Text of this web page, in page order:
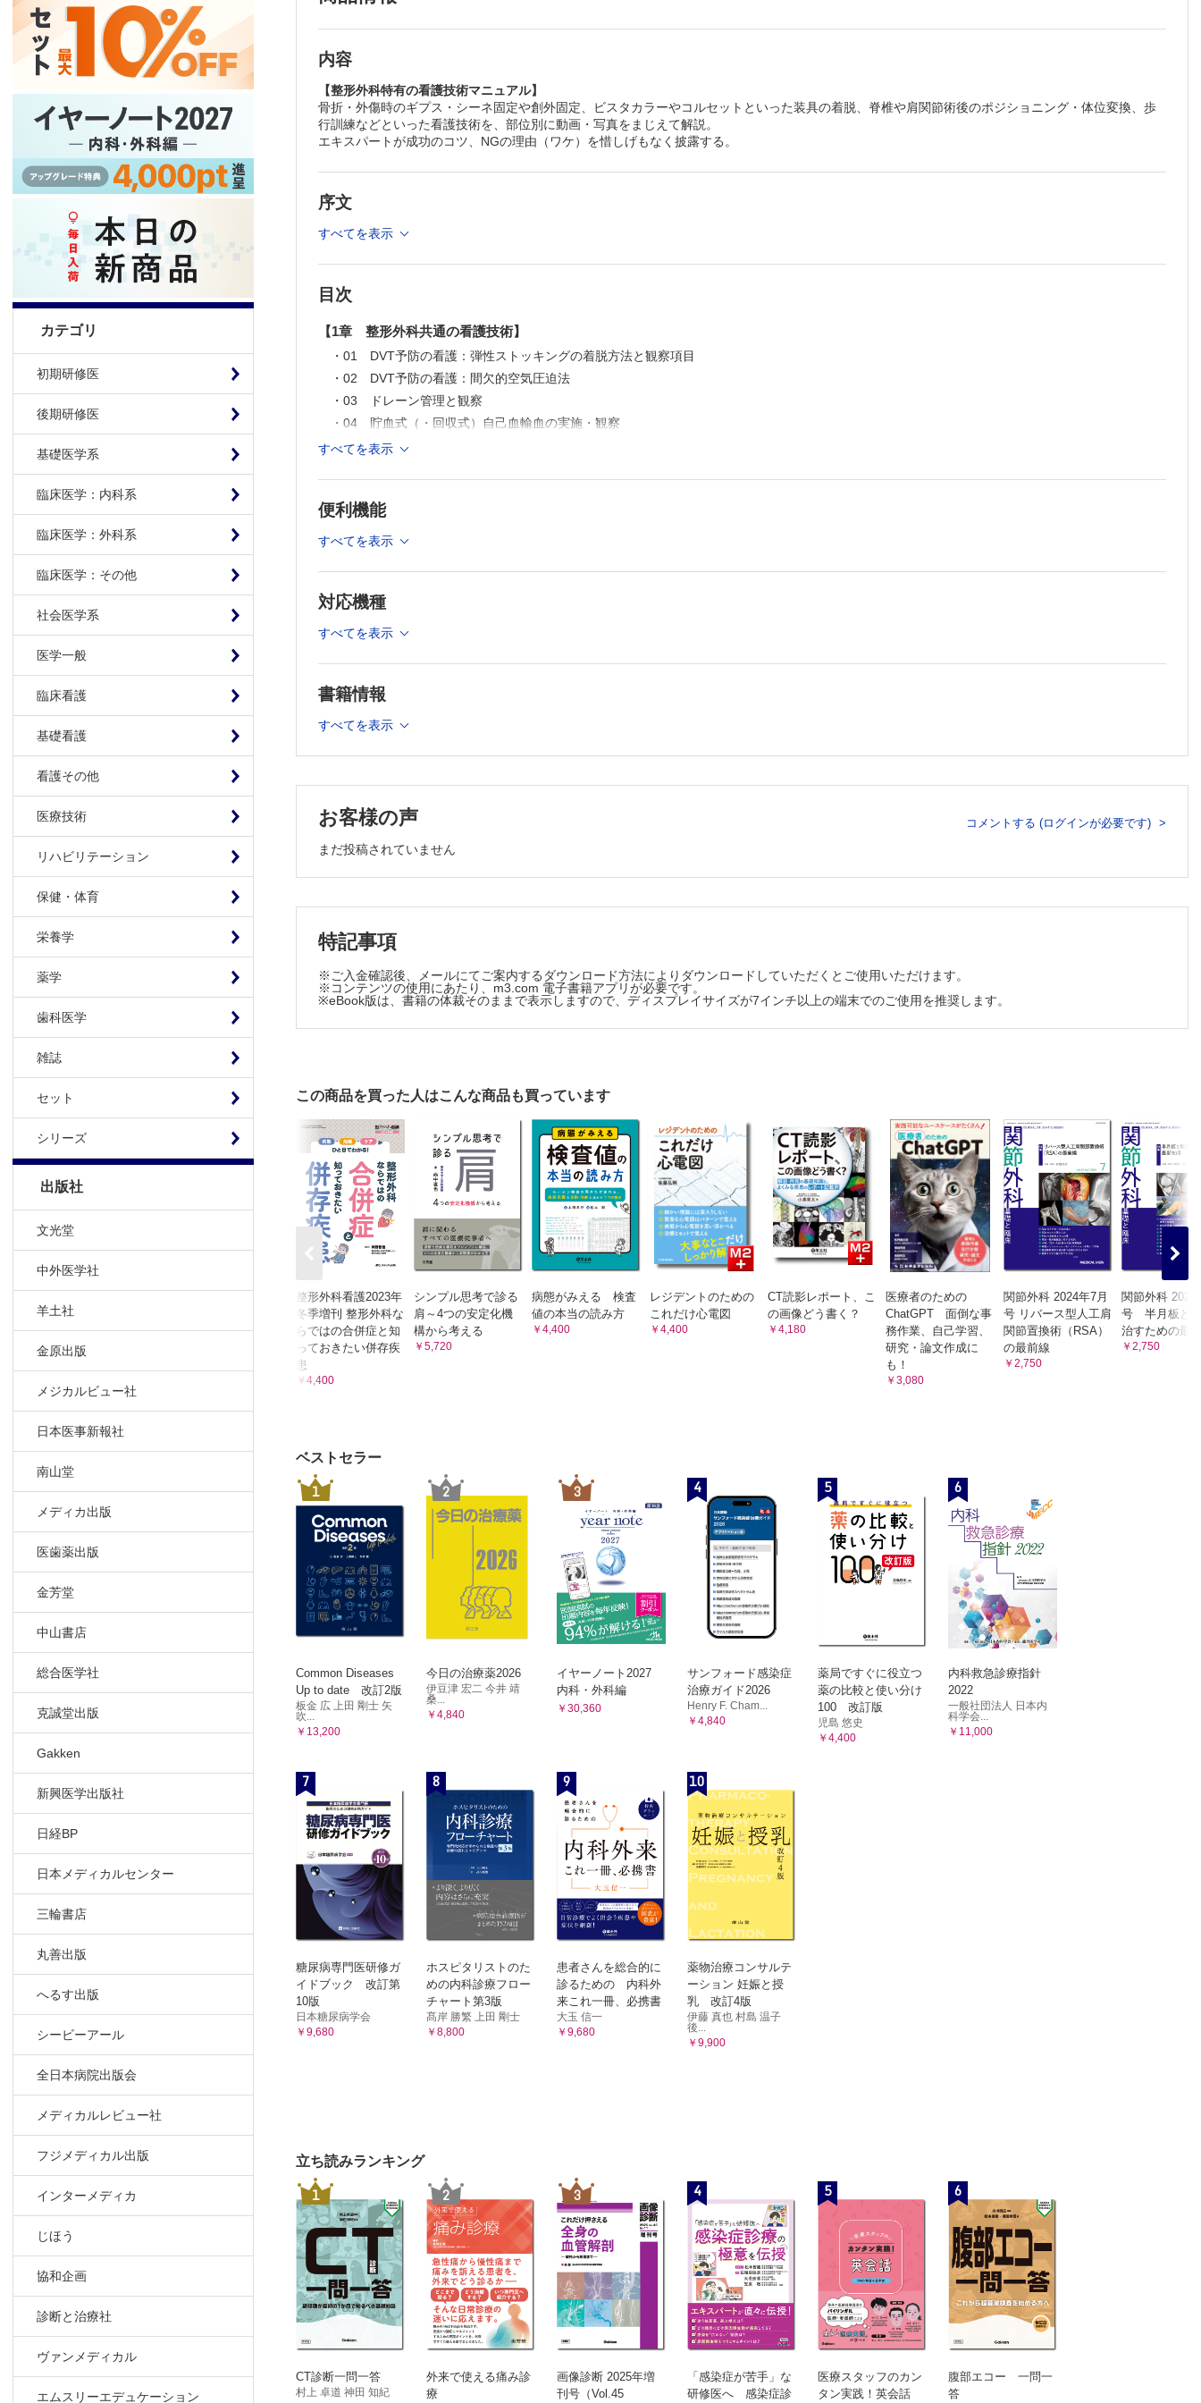
カテゴリ
初期研修医
後期研修医
基礎医学系
臨床医学：内科系
臨床医学：外科系
臨床医学：その他
社会医学系
医学一般
臨床看護
基礎看護
看護その他
医療技術
リハビリテーション
保健・体育
栄養学
薬学
歯科医学
雑誌
セット
シリーズ
出版社
文光堂
中外医学社
羊土社
金原出版
メジカルビュー社
日本医事新報社
南山堂
メディカ出版
医歯薬出版
金芳堂
中山書店
総合医学社
克誠堂出版
Gakken
新興医学出版社
日経BP
日本メディカルセンター
三輪書店
丸善出版
へるす出版
シービーアール
全日本病院出版会
メディカルレビュー社
フジメディカル出版
インターメディカ
じほう
協和企画
診断と治療社
ヴァンメディカル
エムスリーエデュケーション
・03 下肢術後・THA後の移乗：車椅子⇔トイレ
・04 THA後の清潔援助
・05 下肢術後・THA後の排泄介助
・06 THA後のADL指導
・07 膝関節装具の着脱：金属支柱付き膝装具
内容
【整形外科特有の看護技術マニュアル】
骨折・外傷時のギプス・シーネ固定や創外固定、ビスタカラーやコルセットといった装具の着脱、脊椎や肩関節術後のポジショニング・体位変換、歩
行訓練などといった看護技術を、部位別に動画・写真をまじえて解説。
エキスパートが成功のコツ、NGの理由（ワケ）を惜しげもなく披露する。
序文
すべてを表示
目次
【1章 整形外科共通の看護技術】
・01 DVT予防の看護：弾性ストッキングの着脱方法と観察項目
・02 DVT予防の看護：間欠的空気圧迫法
・03 ドレーン管理と観察
・04 貯血式（・回収式）自己血輸血の実施・観察
・05 硬膜外麻酔の管理・観察
・02 直達牽引の看護
・03 介達牽引の看護
・06 コンパートメント症候群の観察ポイント
【3章 脊椎の看護技術】
・03 胸腰椎装具の着脱：軟性コルセット・硬性コルセット
・04 脊椎術後のポジショニング・体位変換：頚椎術後・胸腰椎術後
・08 脊椎術後の排泄介助
・02 肩関節術後の清潔援助：清拭・入浴
・03 肩関節術後のポジショニング・体位変換
・04 上肢（肘から手）術後の清潔援助
・05 上肢（肘から手）術後のADL指導：食事介助・更衣
・06 上肢（肘から手）術後のポジショニング
・02 下肢術後・THA後の移乗：ベッド⇔車椅子
・04 THA後の清潔援助
・05 下肢術後・THA後の排泄介助
・06 THA後のADL指導
・07 膝関節装具の着脱：金属支柱付き膝装具
・08 膝関節術後のベッド上リハビリテーション指導
・09 CPM訓練
・10 歩行介助の看護：歩行器歩行
・11 歩行介助の看護：松葉杖歩行
索引
すべてを表示
便利機能
すべてを表示
対応機種
すべてを表示
書籍情報
すべてを表示
お客様の声 コメントする (ログインが必要です)
まだ投稿されていません
特記事項
※ご入金確認後、メールにてご案内するダウンロード方法によりダウンロードしていただくとご使用いただけます。
※コンテンツの使用にあたり、m3.com 電子書籍アプリが必要です。
※eBook版は、書籍の体裁そのままで表示しますので、ディスプレイサイズが7インチ以上の端末でのご使用を推奨します。
この商品を買った人はこんな商品も買っています
整形外科看護2023年
冬季増刊 整形外科な
らではの合併症と知
っておきたい併存疾
患
￥4,400
シンプル思考で診る
肩～4つの安定化機
構から考える
￥5,720
病態がみえる 検査
値の本当の読み方
￥4,400
レジデントのための
これだけ心電図
￥4,400
CT読影レポート、こ
の画像どう書く？
￥4,180
医療者のための
ChatGPT 面倒な事
務作業、自己学習、
研究・論文作成に
も！
￥3,080
関節外科 2024年7月
号 リバース型人工肩
関節置換術（RSA）
の最前線
￥2,750
関節外科 2024
号 半月板と
治すための最
￥2,750
ベストセラー
1
Common Diseases
Up to date 改訂2版
板金 広 上田 剛士 矢
吹...
￥13,200
2
今日の治療薬2026
伊豆津 宏二 今井 靖
桑...
￥4,840
3
イヤーノート2027
内科・外科編
￥30,360
4
サンフォード感染症
治療ガイド2026
Henry F. Cham...
￥4,840
5
薬局ですぐに役立つ
薬の比較と使い分け
100 改訂版
児島 悠史
￥4,400
6
内科救急診療指針
2022
一般社団法人 日本内
科学会...
￥11,000
7
糖尿病専門医研修ガ
イドブック 改訂第
10版
日本糖尿病学会
￥9,680
8
ホスピタリストのた
めの内科診療フロー
チャート第3版
髙岸 勝繁 上田 剛士
￥8,800
9
患者さんを総合的に
診るための 内科外
来これ一冊、必携書
大玉 信一
￥9,680
10
薬物治療コンサルテ
ーション 妊娠と授
乳 改訂4版
伊藤 真也 村島 温子
後...
￥9,900
立ち読みランキング
1
CT診断一問一答
村上 卓道 神田 知紀
2
外来で使える痛み診
療
3
画像診断 2025年増
刊号（Vol.45
4
「感染症が苦手」な
研修医へ 感染症診
5
医療スタッフのカン
タン実践！英会話
6
腹部エコー 一問一
答